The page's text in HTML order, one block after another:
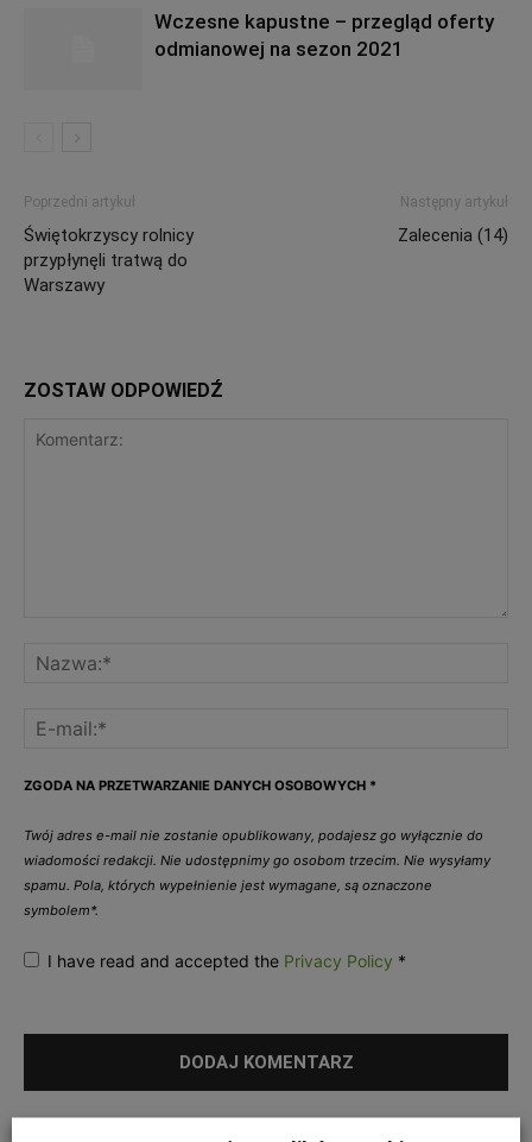
Wczesne kapustne – przegląd oferty
odmianowej na sezon 2021
Poprzedni artykuł
Świętokrzyscy rolnicy
przypłynęli tratwą do
Warszawy
Następny artykuł
Zalecenia (14)
ZOSTAW ODPOWIEDŹ
ZGODA NA PRZETWARZANIE DANYCH OSOBOWYCH *
Twój adres e-mail nie zostanie opublikowany, podajesz go wyłącznie do
wiadomości redakcji. Nie udostępnimy go osobom trzecim. Nie wysyłamy
spamu. Pola, których wypełnienie jest wymagane, są oznaczone
symbolem*.
I have read and accepted the Privacy Policy *